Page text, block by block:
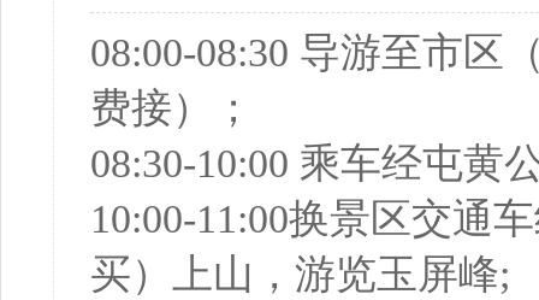
08:00-08:30 导游至市区
费接）；
08:30-10:00 乘车经屯黄
10:00-11:00换景区交通
买）上山，游览玉屏峰;